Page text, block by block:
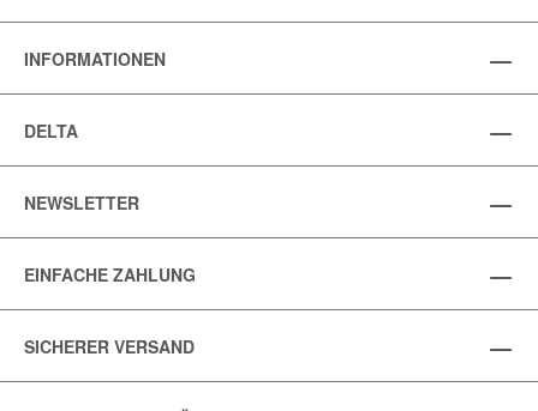
INFORMATIONEN
DELTA
NEWSLETTER
EINFACHE ZAHLUNG
SICHERER VERSAND